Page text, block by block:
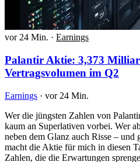
vor 24 Min. · Earnings
Palantir Aktie: 3,373
Vertragsvolumen im Q2
Earnings · vor 24 Min.
Wer die jüngsten Zahlen von
kaum an Superlativen vorbei. Wer
neben dem Glanz auch Risse – und
macht die Aktie für mich in diesen
Zahlen, die die Erwartungen